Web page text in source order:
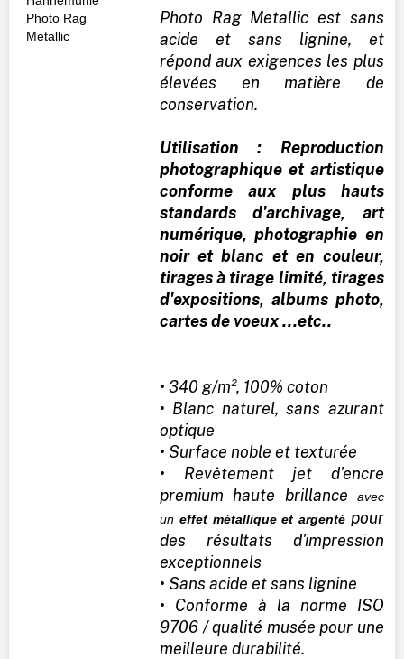
Photo Rag Metallic est sans
acide et sans lignine, et
répond aux exigences les plus
élevées en matière de
conservation.
Utilisation : Reproduction
photographique et artistique
conforme aux plus hauts
standards d'archivage, art
numérique, photographie en
noir et blanc et en couleur,
tirages à tirage limité, tirages
d'expositions, albums photo,
cartes de voeux ...etc..
• 340 g/m², 100% coton
• Blanc naturel, sans azurant
optique
• Surface noble et texturée
• Revêtement jet d'encre
premium haute brillance
avec
un effet métallique et argenté pour
des résultats d'impression
exceptionnels
• Sans acide et sans lignine
• Conforme à la norme ISO
9706 / qualité musée pour une
meilleure durabilité.